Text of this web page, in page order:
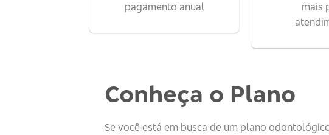
pagamento anual
mais
Conheça o Plano
Se você está em busca de um plano